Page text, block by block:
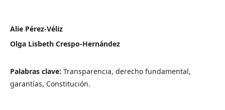
Alie Pérez-Véliz
Olga Lisbeth Crespo-Hernández
Palabras clave: Transparencia, derecho fundamental,
garantías, Constitución.